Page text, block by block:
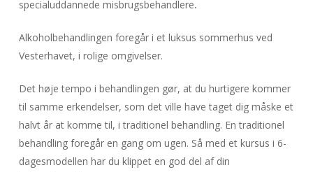
specialuddannede misbrugsbehandlere.
Alkoholbehandlingen foregår i et luksus sommerhus ved
Vesterhavet, i rolige omgivelser.
Det høje tempo i behandlingen gør, at du hurtigere kommer
til samme erkendelser, som det ville have taget dig måske et
halvt år at komme til, i traditionel behandling. En traditionel
behandling foregår en gang om ugen. Så med et kursus i 6-
dagesmodellen har du klippet en god del af din